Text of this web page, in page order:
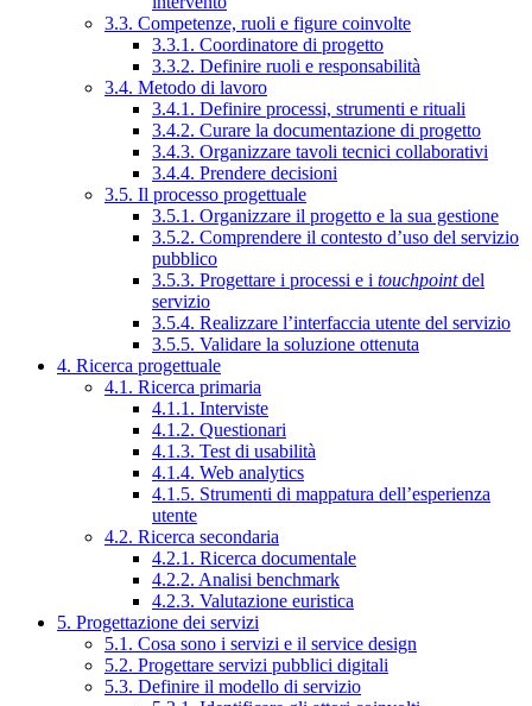
3.3. Competenze, ruoli e figure coinvolte
3.3.1. Coordinatore di progetto
3.3.2. Definire ruoli e responsabilità
3.4. Metodo di lavoro
3.4.1. Definire processi, strumenti e rituali
3.4.2. Curare la documentazione di progetto
3.4.3. Organizzare tavoli tecnici collaborativi
3.4.4. Prendere decisioni
3.5. Il processo progettuale
3.5.1. Organizzare il progetto e la sua gestione
3.5.2. Comprendere il contesto d’uso del servizio
pubblico
3.5.3. Progettare i processi e i touchpointdel
servizio
3.5.4. Realizzare l’interfaccia utente del servizio
3.5.5. Validare la soluzione ottenuta
4. Ricerca progettuale
4.1. Ricerca primaria
4.1.1. Interviste
4.1.2. Questionari
4.1.3. Test di usabilità
4.1.4. Web analytics
4.1.5. Strumenti di mappatura dell’esperienza
utente
4.2. Ricerca secondaria
4.2.1. Ricerca documentale
4.2.2. Analisi benchmark
4.2.3. Valutazione euristica
5. Progettazione dei servizi
5.1. Cosa sono i servizi e il service design
5.2. Progettare servizi pubblici digitali
5.3. Definire il modello di servizio